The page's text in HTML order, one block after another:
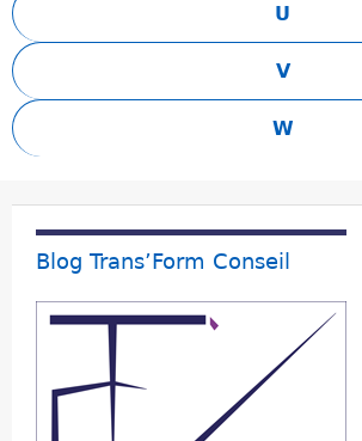
U
V
W
Blog Trans’Form Conseil